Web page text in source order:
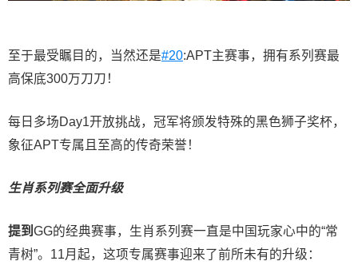
至于最受瞩目的，当然还是#20:APT主赛事，拥有系列赛最
高保底300万刀刀！
每日多场Day1开放挑战，冠军将颁发特殊的黑色狮子奖杯，
象征APT专属且至高的传奇荣誉！
生肖系列赛全面升级
提到 GG的经典赛事，生肖系列赛一直是中国玩家心中的“常
青树”。11月起，这项专属赛事迎来了前所未有的升级：